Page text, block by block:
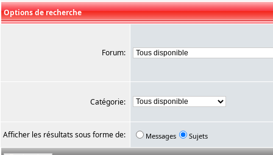
Options de recherche
Forum:
Catégorie:
Afficher les résultats sous forme de: Messages Sujets